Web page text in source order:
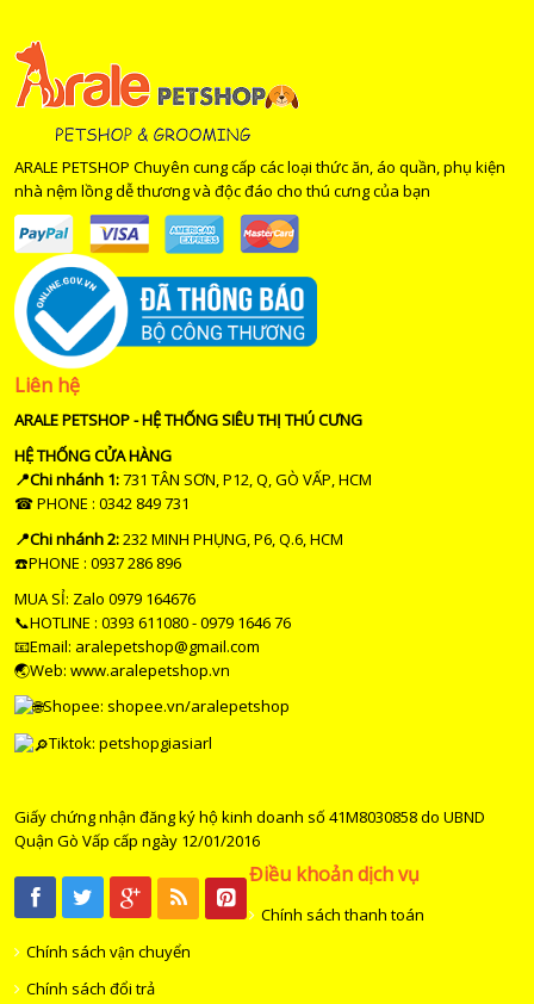
ARALE PETSHOP Chuyên cung cấp các loại thức ăn, áo quần, phụ kiện
nhà nệm lồng dễ thương và độc đáo cho thú cưng của bạn
Liên hệ
ARALE PETSHOP - HỆ THỐNG SIÊU THỊ THÚ CƯNG
HỆ THỐNG CỬA HÀNG
📍Chi nhánh 1:731 TÂN SƠN, P12, Q, GÒ VẤP, HCM
☎ PHONE : 0342 849 731
📍Chi nhánh 2:232 MINH PHỤNG, P6, Q.6, HCM
☎️PHONE : 0937 286 896
MUA SỈ: Zalo 0979 164676
📞HOTLINE : 0393 611080 - 0979 1646 76
📧Email: aralepetshop@gmail.com
🌏Web: www.aralepetshop.vn
Shopee: shopee.vn/aralepetshop
Tiktok: petshopgiasiarl
Giấy chứng nhận đăng ký hộ kinh doanh số 41M8030858 do UBND
Quận Gò Vấp cấp ngày 12/01/2016
Điều khoản dịch vụ
Chính sách thanh toán
Chính sách vận chuyển
Chính sách đổi trả